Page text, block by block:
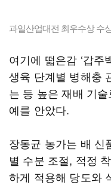
과일산업대전 최우수상 수
여기에 떫은감 ‘갑주
생육 단계별 병해충
는 등 높은 재배 기
예를 안았다.
장동균 농가는 배 신
별 수분 조절, 적정
하게 적용해 당도와